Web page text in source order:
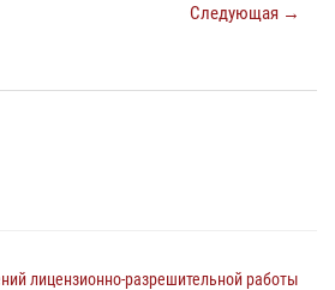
Следующая →
лицензионно-разрешительной работы